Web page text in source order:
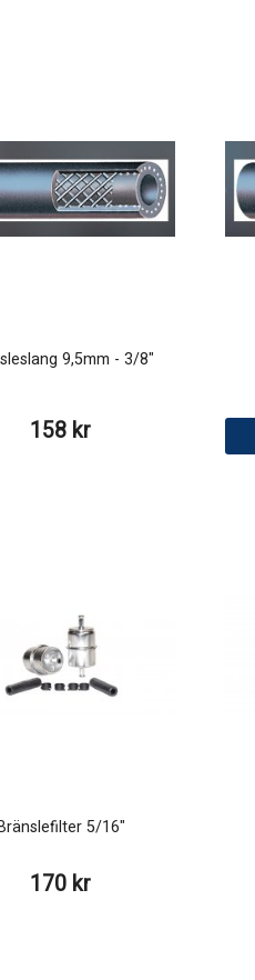
9,5mm - 3/8"
158 kr
5/16"
170 kr